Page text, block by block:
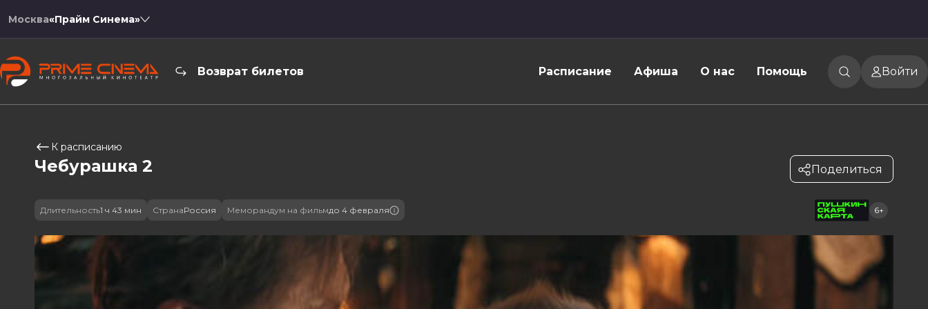
Москва«Прайм Синема»
Возврат билетов Расписание Афиша О нас Помощь Войти
К расписанию
Чебурашка 2 Поделиться
Длительность1 ч 43 мин СтранаРоссия Меморандум на фильмдо 4 февраля 6+